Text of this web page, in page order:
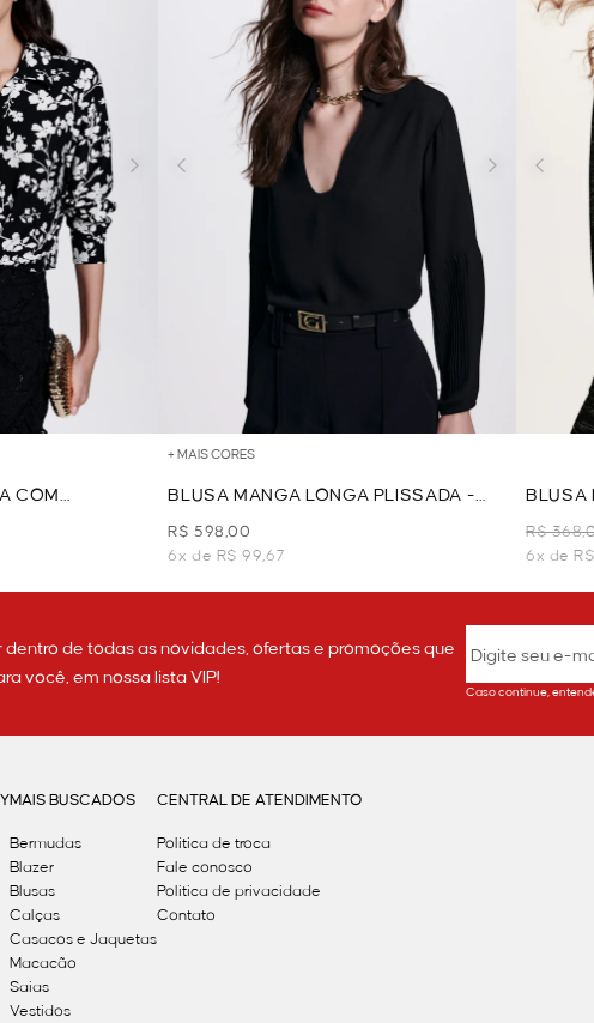
COM
+ MAIS CORES
BLUSA MANGA LONGA PLISSADA -
PRETO
R$ 598,00
6x de R$ 99,67
BLUSA
PRETO
R$
6x de
de todas as novidades, ofertas e promoções que
você, em nossa lista VIP!
Caso continue,
MAIS BUSCADOS
Bermudas
Blazer
Blusas
Calças
Casacos e Jaquetas
Macacão
Saias
Vestidos
CENTRAL DE ATENDIMENTO
Política de troca
Fale conosco
Politica de privacidade
Contato